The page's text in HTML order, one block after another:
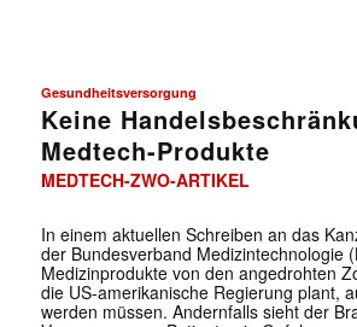
Gesundheitsversorgung
Keine
Medtech-Produkte
MEDTECH-ZWO-ARTIKEL
In einem aktuellen Schreiben an das
der Bundesverband Medizintechnologie
Medizinprodukte von den angedrohten
die US-amerikanische Regierung plant,
werden müssen. Andernfalls sieht der